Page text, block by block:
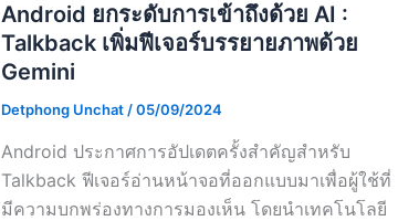
Android ยกระดับการเข้าถึงด้วย AI :
Talkback เพิ่มฟีเจอร์บรรยายภาพด้วย
Gemini
Detphong Unchat /05/09/2024
Android ประกาศการอัปเดตครั้งสำคัญสำหรับ
Talkback ฟีเจอร์อ่านหน้าจอที่ออกแบบมาเพื่อผู้ใช้ที่
มีความบกพร่องทางการมองเห็น โดยนำเทคโนโลยี